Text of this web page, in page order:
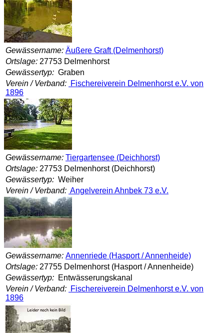
Gewässername: Äußere Graft (Delmenhorst)
Ortslage: 27753 Delmenhorst
Gewässertyp: Graben
Verein / Verband: Fischereiverein Delmenhorst e.V. von
1896
Gewässername: Tiergartensee (Deichhorst)
Ortslage: 27753 Delmenhorst (Deichhorst)
Gewässertyp: Weiher
Verein / Verband: Angelverein Ahnbek 73 e.V.
Gewässername: Annenriede (Hasport / Annenheide)
Ortslage: 27755 Delmenhorst (Hasport / Annenheide)
Gewässertyp: Entwässerungskanal
Verein / Verband: Fischereiverein Delmenhorst e.V. von
1896